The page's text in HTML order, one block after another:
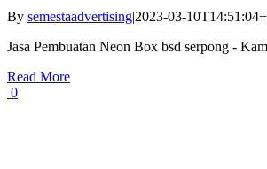
By semestaadvertising|2023-03-
Jasa Pembuatan Neon Box bsd serpong -
Read More
0